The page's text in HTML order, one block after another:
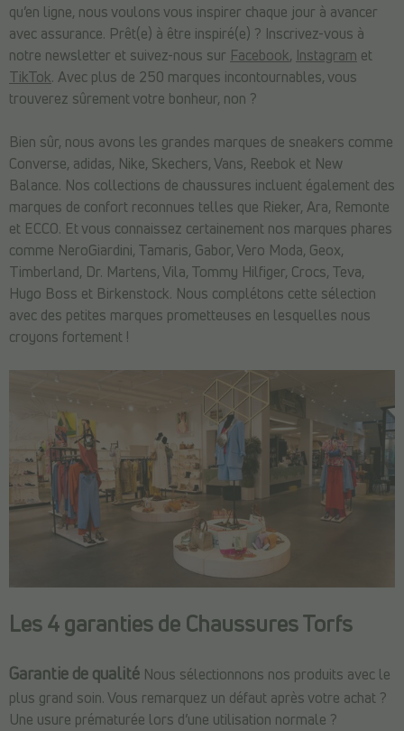
qu’en ligne, nous voulons vous inspirer chaque jour à avancer
avec assurance. Prêt(e) à être inspiré(e) ? Inscrivez-vous à
notre newsletter et suivez-nous sur Facebook, Instagram et
TikTok. Avec plus de 250 marques incontournables, vous
trouverez sûrement votre bonheur, non ?
Bien sûr, nous avons les grandes marques de sneakers comme
Converse, adidas, Nike, Skechers, Vans, Reebok et New
Balance. Nos collections de chaussures incluent également des
marques de confort reconnues telles que Rieker, Ara, Remonte
et ECCO. Et vous connaissez certainement nos marques phares
comme NeroGiardini, Tamaris, Gabor, Vero Moda, Geox,
Timberland, Dr. Martens, Vila, Tommy Hilfiger, Crocs, Teva,
Hugo Boss et Birkenstock. Nous complétons cette sélection
avec des petites marques prometteuses en lesquelles nous
croyons fortement !
Les 4 garanties de Chaussures Torfs
Garantie de qualité Nous sélectionnons nos produits avec le
plus grand soin. Vous remarquez un défaut après votre achat ?
Une usure prématurée lors d’une utilisation normale ?